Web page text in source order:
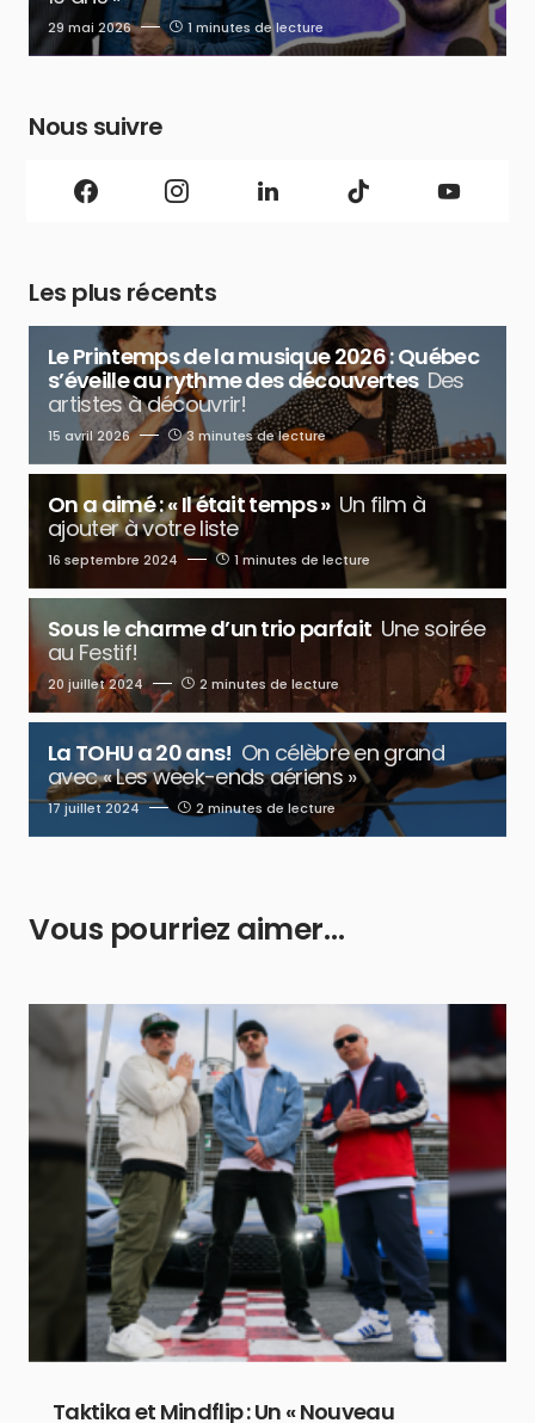
29 mai 2026 1 minutes de lecture
Nous suivre
Les plus récents
Le Printemps de la musique 2026 : Québec
s’éveille au rythme des découvertes Des
artistes à découvrir!
15 avril 2026 3 minutes de lecture
On a aimé : « Il était temps » Un film à
ajouter à votre liste
16 septembre 2024 1 minutes de lecture
Sous le charme d’un trio parfait Une soirée
au Festif!
20 juillet 2024 2 minutes de lecture
La TOHU a 20 ans! On célèbre en grand
avec « Les week-ends aériens »
17 juillet 2024 2 minutes de lecture
Vous pourriez aimer…
Taktika et Mindflip : Un « Nouveau